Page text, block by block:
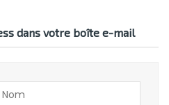
dans votre boîte e-mail